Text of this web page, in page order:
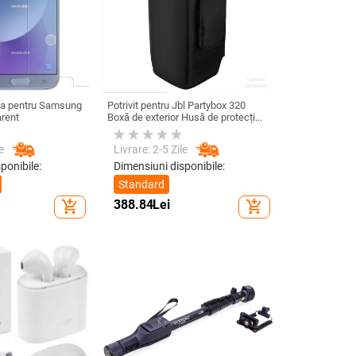
pentru Samsung
add_shopping_cart
Potrivit pentru Jbl Partybox 320
Boxă de exterior Husă de protecție
Stage 320 Audio Trolley Carcasă
anti-praf Husă
Livrare: 2-5 Zile
Dimensiuni disponibile:
Standard
388.84Lei add_shopping_cart